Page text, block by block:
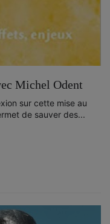
Michel Odent
sur cette mise au
de sauver des...